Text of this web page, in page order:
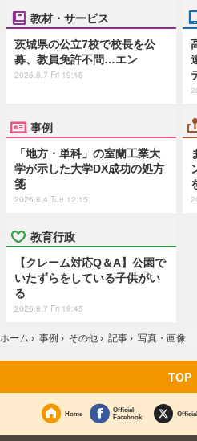
教材・サービス
茨城県の公立7校で校長を公
募、教員免許不問…エン
2026.8.7 Fri 19:15
事例
「地方・単科」の室蘭工業大
学が示した大学DX成功の処方
箋
2026.8.4 Tue 12:15
教育行政
【クレーム対応Q＆A】公園で
いたずらをしている子供がい
る
2026.8.7 Fri 19:45
ホーム › 事例 › その他 › 記事 › 写真・画像
TOP
Home
Official
Facebook